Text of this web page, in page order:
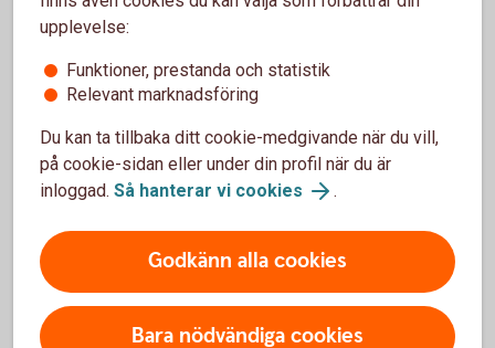
Älvsborgs Larmcentral AB, styrelseordförande
Pågående uppdrag
Ordförande Sörmlands Sparbank AB
Sparbankernas Ägareförening, styrelseledamot
Indecap AB, styrelseledamot
Östsvenska Handelskammaren, styrelseledamot
Östsvenska Handelskammaren Service AB
Ledamotens oberoende
upplevelse:
Funktioner, prestanda och statistik
Relevant marknadsföring
Du kan ta tillbaka ditt cookie-medgivande när du vill,
på cookie-sidan eller under din profil när du är
inloggad. Så hanterar vi cookies .
Godkänn alla cookies
Bara nödvändiga cookies